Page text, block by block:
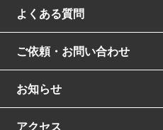
よくある質問
ご依頼・お問い合わせ
お知らせ
アクセス